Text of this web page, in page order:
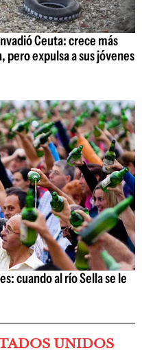
Ceuta: crece más
pero expulsa a sus jóvenes
cuando al río Sella se le
UNIDOS